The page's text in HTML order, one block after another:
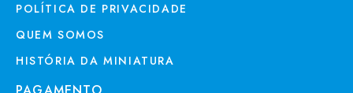
POLÍTICA DE PRIVACIDADE
QUEM SOMOS
HISTÓRIA DA MINIATURA